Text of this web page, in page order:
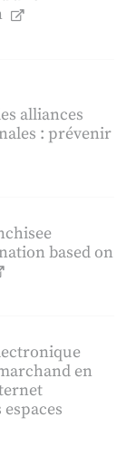
alliances
: prévenir
based on
en